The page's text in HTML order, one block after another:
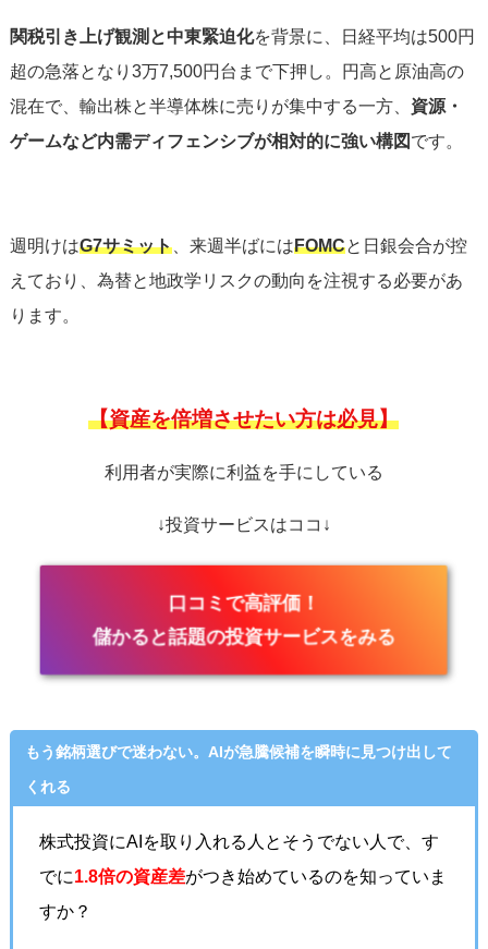
関税引き上げ観測と中東緊迫化を背景に、日経平均は500円
超の急落となり3万7,500円台まで下押し。円高と原油高の
混在で、輸出株と半導体株に売りが集中する一方、 資源・
ゲームなど内需ディフェンシブが相対的に強い構図 です。
週明けはG7サミット、来週半ばにはFOMCと日銀会合が控
えており、為替と地政学リスクの動向を注視する必要があ
ります。
【資産を倍増させたい方は必見】
利用者が実際に利益を手にしている
↓投資サービスはココ↓
口コミで高評価！
儲かると話題の投資サービスをみる
もう銘柄選びで迷わない。AIが急騰候補を瞬時に見つけ出して
くれる
株式投資にAIを取り入れる人とそうでない人で、す
でに1.8倍の資産差がつき始めているのを知っていま
すか？